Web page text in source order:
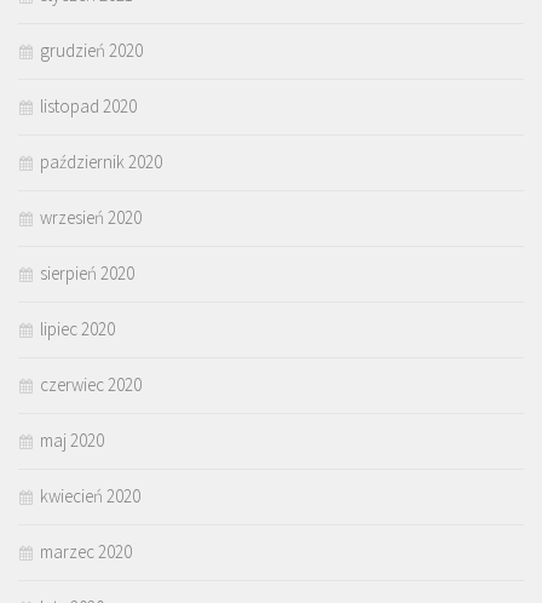
grudzień 2020
listopad 2020
październik 2020
wrzesień 2020
sierpień 2020
lipiec 2020
czerwiec 2020
maj 2020
kwiecień 2020
marzec 2020